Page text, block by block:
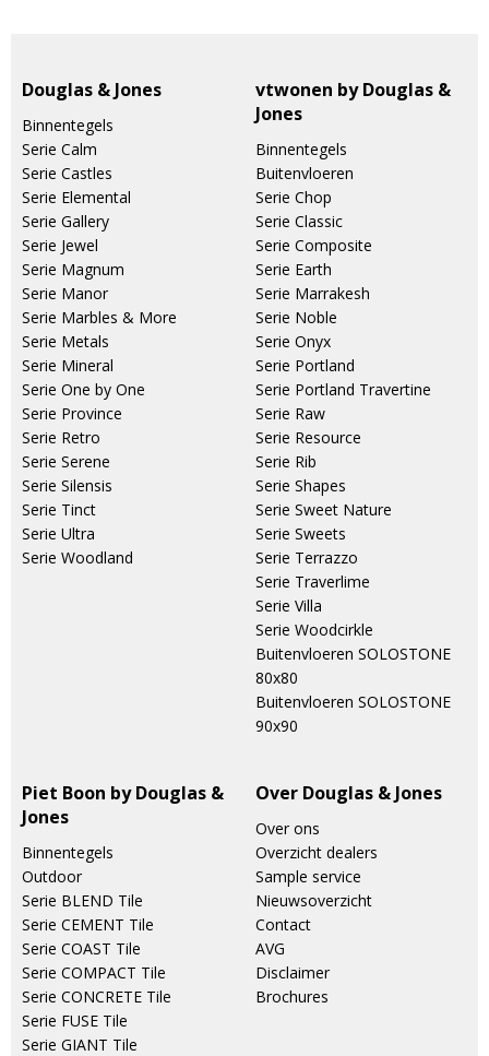
Douglas & Jones
Binnentegels
Serie Calm
Serie Castles
Serie Elemental
Serie Gallery
Serie Jewel
Serie Magnum
Serie Manor
Serie Marbles & More
Serie Metals
Serie Mineral
Serie One by One
Serie Province
Serie Retro
Serie Serene
Serie Silensis
Serie Tinct
Serie Ultra
Serie Woodland
vtwonen by Douglas &
Jones
Binnentegels
Buitenvloeren
Serie Chop
Serie Classic
Serie Composite
Serie Earth
Serie Marrakesh
Serie Noble
Serie Onyx
Serie Portland
Serie Portland Travertine
Serie Raw
Serie Resource
Serie Rib
Serie Shapes
Serie Sweet Nature
Serie Sweets
Serie Terrazzo
Serie Traverlime
Serie Villa
Serie Woodcirkle
Buitenvloeren SOLOSTONE
80x80
Buitenvloeren SOLOSTONE
90x90
Piet Boon by Douglas &
Jones
Binnentegels
Outdoor
Serie BLEND Tile
Serie CEMENT Tile
Serie COAST Tile
Serie COMPACT Tile
Serie CONCRETE Tile
Serie FUSE Tile
Serie GIANT Tile
Over Douglas & Jones
Over ons
Overzicht dealers
Sample service
Nieuwsoverzicht
Contact
AVG
Disclaimer
Brochures